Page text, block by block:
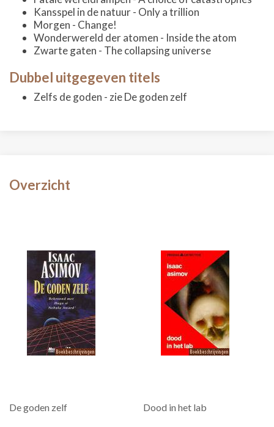
Kansspel in de natuur - Only a trillion
Morgen - Change!
Wonderwereld der atomen - Inside the atom
Zwarte gaten - The collapsing universe
Dubbel uitgegeven titels
Zelfs de goden - zie De goden zelf
Overzicht
De goden zelf Dood in het lab